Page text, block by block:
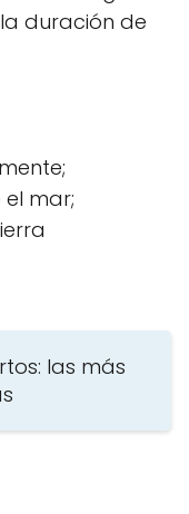
duración de
mar;
las más